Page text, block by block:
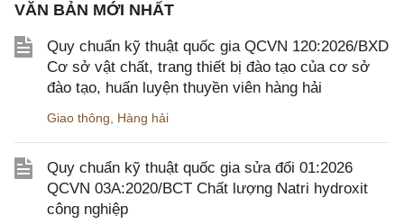
VĂN BẢN MỚI NHẤT
Quy chuẩn kỹ thuật quốc gia QCVN 120:2026/BXD
Cơ sở vật chất, trang thiết bị đào tạo của cơ sở
đào tạo, huấn luyện thuyền viên hàng hải
Giao thông Hàng hải
Quy chuẩn kỹ thuật quốc gia sửa đổi 01:2026
QCVN 03A:2020/BCT Chất lượng Natri hydroxit
công nghiệp